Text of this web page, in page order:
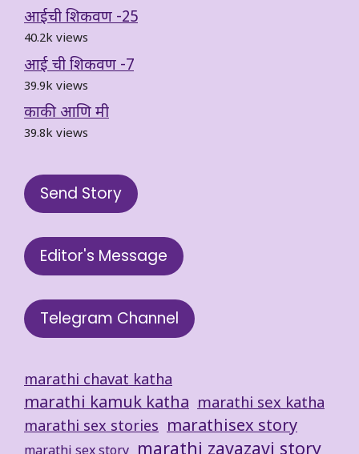
आईची शिकवण -25
40.2k views
आई ची शिकवण -7
39.9k views
काकी आणि मी
39.8k views
Send Story
Editor's Message
Telegram Channel
marathi chavat katha
marathi kamuk katha marathi sex katha
marathi sex stories marathisex story